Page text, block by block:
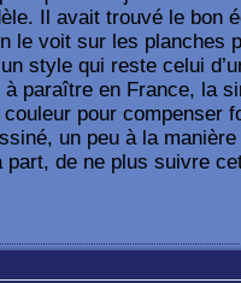
Il avait trouvé le bon
le voit sur les planches
style qui reste celui
paraître en France, la
couleur pour compenser
un peu à la
part, de ne plus suivre